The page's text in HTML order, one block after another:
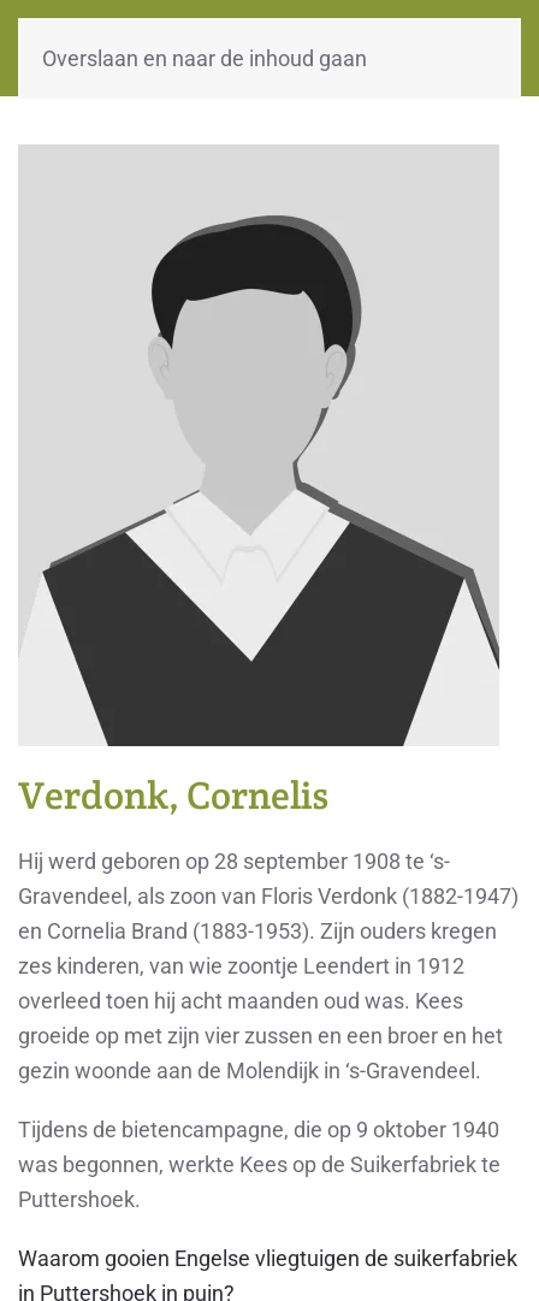
Overslaan en naar de inhoud gaan
WOII-HW
Verdonk, Cornelis
Hij werd geboren op 28 september 1908 te ‘s-
Gravendeel, als zoon van Floris Verdonk (1882-1947)
en Cornelia Brand (1883-1953). Zijn ouders kregen
zes kinderen, van wie zoontje Leendert in 1912
overleed toen hij acht maanden oud was. Kees
groeide op met zijn vier zussen en een broer en het
gezin woonde aan de Molendijk in ‘s-Gravendeel.
Tijdens de bietencampagne, die op 9 oktober 1940
was begonnen, werkte Kees op de Suikerfabriek te
Puttershoek.
Waarom gooien Engelse vliegtuigen de suikerfabriek
in Puttershoek in puin?